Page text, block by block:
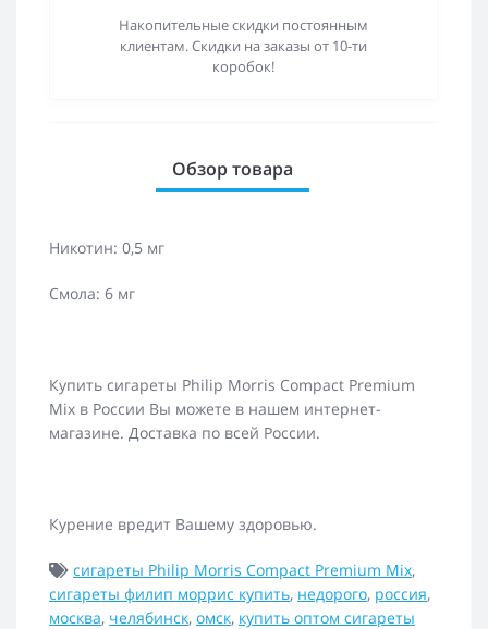
Накопительные скидки постоянным
клиентам. Скидки на заказы от 10-ти
коробок!
Обзор товара
Никотин: 0,5 мг
Смола: 6 мг
Купить сигареты Philip Morris Compact Premium
Mix в России Вы можете в нашем интернет-
магазине. Доставка по всей России.
Курение вредит Вашему здоровью.
сигареты Philip Morris Compact Premium Mix,
сигареты филип моррис купить, недорого, россия,
москва, челябинск, омск, купить оптом сигареты